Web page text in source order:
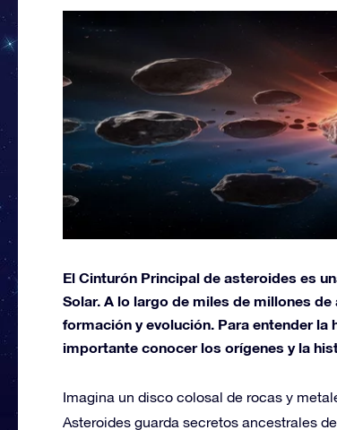
El Cinturón Principal de asteroides es
Solar. A lo largo de miles de millones
formación y evolución. Para entender
importante conocer los orígenes y la
Imagina un disco colosal de rocas y
Asteroides guarda secretos ancestrales